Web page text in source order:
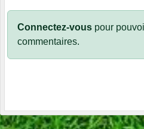
Connectez-vous pour
commentaires.